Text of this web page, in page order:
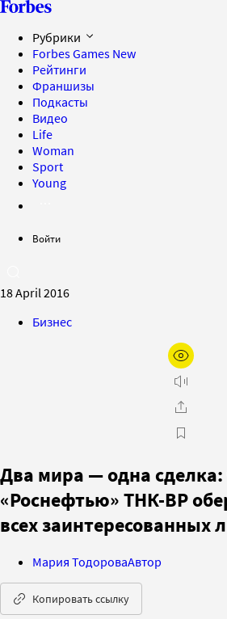
Рубрики
Forbes Games New
Рейтинги
Франшизы
Подкасты
Видео
Life
Woman
Sport
Young
Войти
18 April 2016
Бизнес
Два мира — одна
«Роснефтью» ТНК-ВР
всех заинтересованных
Мария ТодороваАвтор
Копировать ссылку